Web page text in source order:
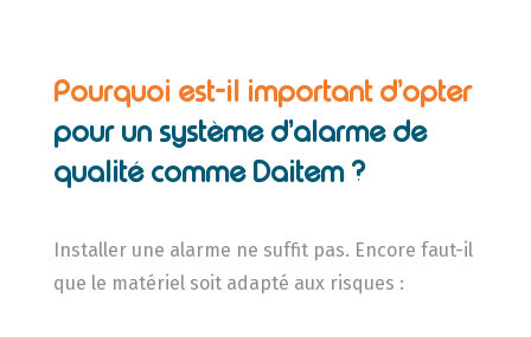
Pourquoi est-il important d’opter
pour un système d’alarme de
qualité comme Daitem ?
Installer une alarme ne suffit pas. Encore faut-il
que le matériel soit adapté aux risques :